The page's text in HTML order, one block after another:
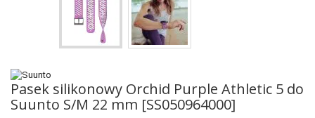
ORIENT ZEGARKI
OBAKU DENMARK ZEGARKI
+
PROMOCJE
Pasek silikonowy Orchid Purple Athletic 5 do
Suunto S/M 22 mm [SS050964000]